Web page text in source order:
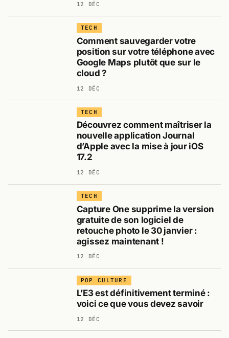
12 DÉC
TECH
Comment sauvegarder votre
position sur votre téléphone avec
Google Maps plutôt que sur le
cloud ?
12 DÉC
TECH
Découvrez comment maîtriser la
nouvelle application Journal
d’Apple avec la mise à jour iOS
17.2
12 DÉC
TECH
Capture One supprime la version
gratuite de son logiciel de
retouche photo le 30 janvier :
agissez maintenant !
12 DÉC
POP CULTURE
L’E3 est définitivement terminé :
voici ce que vous devez savoir
12 DÉC